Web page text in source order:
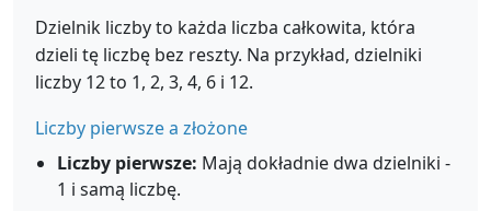
Dzielnik liczby to każda liczba całkowita, która
dzieli tę liczbę bez reszty. Na przykład, dzielniki
liczby 12 to 1, 2, 3, 4, 6 i 12.
Liczby pierwsze a złożone
Liczby pierwsze: Mają dokładnie dwa dzielniki -
1 i samą liczbę.